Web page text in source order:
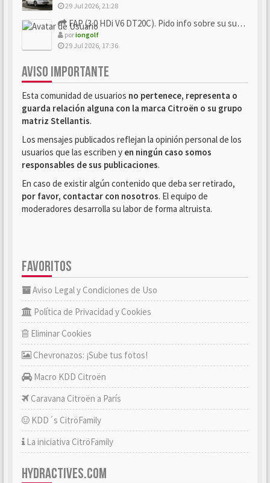
29 Jul 2026, 21:28
FAP (3.0 HDi V6 DT20C). Pido info sobre su sustitución
poriongolf
29 Jul 2026, 17:36
AVISO IMPORTANTE
Esta comunidad de usuarios no pertenece, representa o
guarda relación alguna con la marca Citroën o su grupo
matriz Stellantis.
Los mensajes publicados reflejan la opinión personal de los
usuarios que las escriben y en ningún caso somos
responsables de sus publicaciones.
En caso de existir algún contenido que deba ser retirado,
por favor, contactar con nosotros. El equipo de
moderadores desarrolla su labor de forma altruista.
FAVORITOS
Aviso Legal y Condiciones de Uso
Política de Privacidad y Cookies
Eliminar Cookies
Chevronazos: ¡Sube tus fotos!
Macro KDD Citroën
Caravana Citroën a París
KDD´s CitröFamily
La iniciativa CitröFamily
HYDRACTIVES.COM